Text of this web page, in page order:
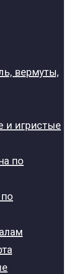
вермуты,
и игристые
по